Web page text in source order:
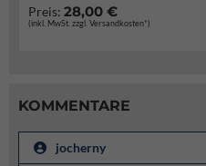
Preis: 28,00 €
(inkl. MwSt. zzgl. Versandkosten*)
KOMMENTARE
jocherny